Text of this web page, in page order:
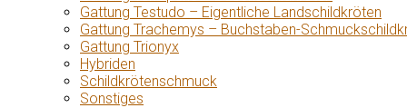
Gattung Testudo – Eigentliche Landschildkröten
Gattung Trachemys – Buchstaben-
Gattung Trionyx
Hybriden
Schildkrötenschmuck
Sonstiges